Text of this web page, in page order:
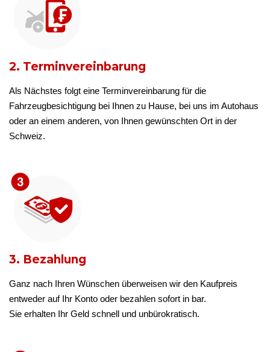
2. Terminvereinbarung
Als Nächstes folgt eine Terminvereinbarung für die
Fahrzeugbesichtigung bei Ihnen zu Hause, bei uns im Autohaus
oder an einem anderen, von Ihnen gewünschten Ort in der
Schweiz.
3. Bezahlung
Ganz nach Ihren Wünschen überweisen wir den Kaufpreis
entweder auf Ihr Konto oder bezahlen sofort in bar.
Sie erhalten Ihr Geld schnell und unbürokratisch.